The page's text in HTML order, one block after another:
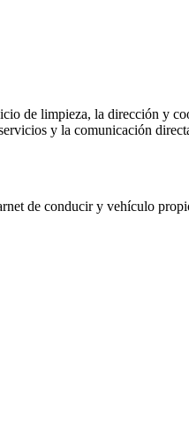
de limpieza, la dirección y
y la comunicación
de conducir y vehículo